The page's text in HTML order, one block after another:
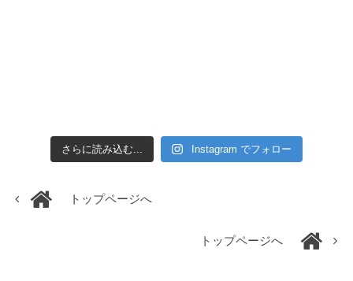
さらに読み込む... Instagram でフォロー
トップページへ
トップページへ